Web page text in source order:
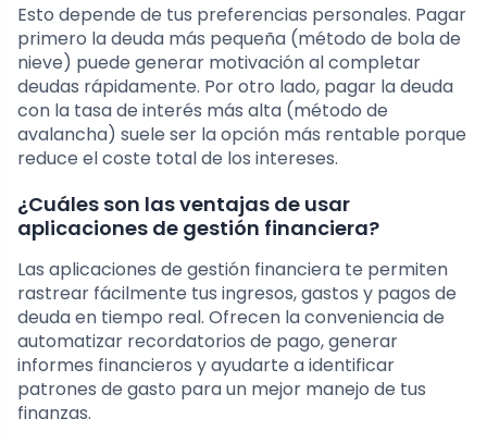
Esto depende de tus preferencias personales. Pagar
primero la deuda más pequeña (método de bola de
nieve) puede generar motivación al completar
deudas rápidamente. Por otro lado, pagar la deuda
con la tasa de interés más alta (método de
avalancha) suele ser la opción más rentable porque
reduce el coste total de los intereses.
¿Cuáles son las ventajas de usar
aplicaciones de gestión financiera?
Las aplicaciones de gestión financiera te permiten
rastrear fácilmente tus ingresos, gastos y pagos de
deuda en tiempo real. Ofrecen la conveniencia de
automatizar recordatorios de pago, generar
informes financieros y ayudarte a identificar
patrones de gasto para un mejor manejo de tus
finanzas.